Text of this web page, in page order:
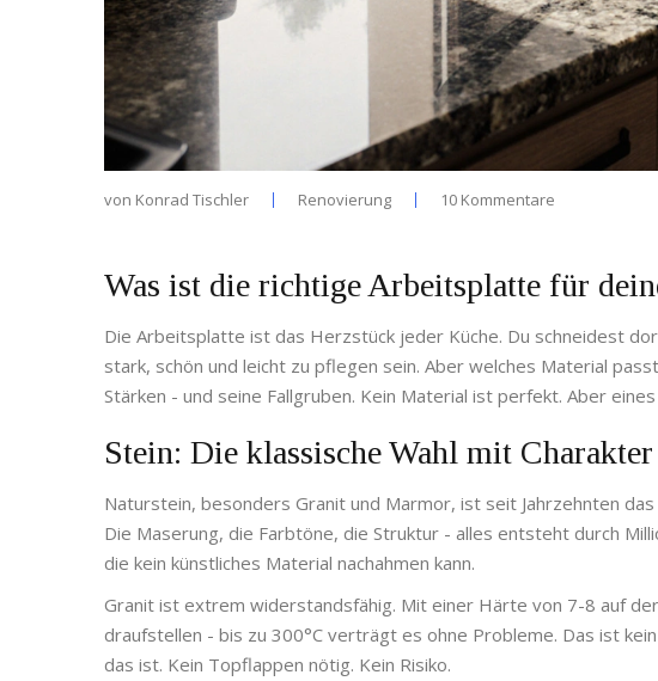
von Konrad Tischler Renovierung 10 Kommentare
Was ist die richtige Arbeitsplatte für
Die Arbeitsplatte ist das Herzstück jeder Küche. Du schneidest
stark, schön und leicht zu pflegen sein. Aber welches Material
Stärken - und seine Fallgruben. Kein Material ist perfekt. Aber
Stein: Die klassische Wahl mit Charakter
Naturstein, besonders Granit und Marmor, ist seit Jahrzehnten
Die Maserung, die Farbtöne, die Struktur - alles entsteht durch
die kein künstliches Material nachahmen kann.
Granit ist extrem widerstandsfähig. Mit einer Härte von 7-8 auf
draufstellen - bis zu 300°C verträgt es ohne Probleme. Das ist
das ist. Kein Topflappen nötig. Kein Risiko.